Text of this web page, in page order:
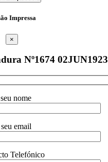
Impressa
×
Nº1674 02JUN1923
nome
email
Telefónico